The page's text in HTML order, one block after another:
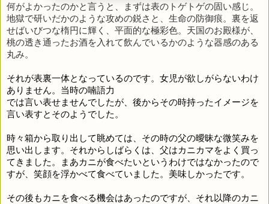
何がよかったのかと言うと、まずは表のトゲトゲの固い感じ。
地獄で研いだかのような攻めの鋭さと、生命の防御痕。裏を返
せばいびつな楕円に輝く、平面的な極彩色。天国のお殿様が、
桃の透き通ったお酒を入れて飲んでいるかのような器感のある
丸み。
それが表裏一体となっているのです。女児が欲しがらないわけ
ありません。当時の喃語力
では言い表せませんでしたが、後からその時持ったイメージを
言い表すとそのようでした。
時々箱から取り出して眺めては、その時の父の曖昧な微笑みを
思い出します。それからしばらくは、父はカニカマをよく買っ
てきました。まあカニが食べたいというわけではなかったので
すが、笑顔を浮かべて食べていました。美味しかったです。
その後もカニを食べる機会はあったのですが、それ以降のカニ